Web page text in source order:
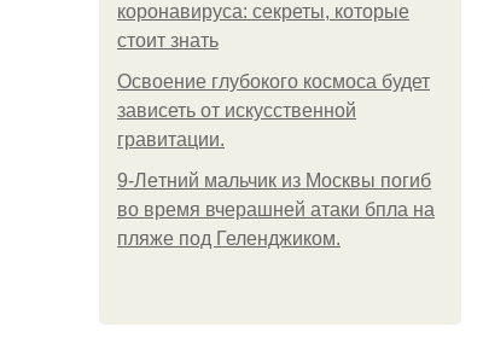
коронавируса: секреты, которые
стоит знать
Освоение глубокого космоса будет
зависеть от искусственной
гравитации.
9-Лeтний мaльчик из Москвы погиб
во время вчерашней атаки бпла на
пляже под Геленджиком.